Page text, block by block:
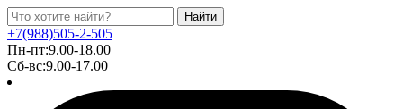
Найти
+7(988)505-2-505
Пн-пт:9.00-18.00
Сб-вс:9.00-17.00